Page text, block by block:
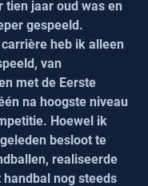
tien jaar oud was en
gespeeld.
heb ik alleen
van
met de Eerste
na hoogste niveau
Hoewel ik
besloot te
realiseerde
nog steeds